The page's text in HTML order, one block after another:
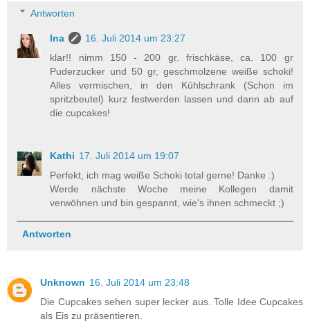
Antworten
Ina
16. Juli 2014 um 23:27
klar!! nimm 150 - 200 gr. frischkäse, ca. 100 gr
Puderzucker und 50 gr, geschmolzene weiße schoki!
Alles vermischen, in den Kühlschrank (Schon im
spritzbeutel) kurz festwerden lassen und dann ab auf
die cupcakes!
Kathi 17. Juli 2014 um 19:07
Perfekt, ich mag weiße Schoki total gerne! Danke :)
Werde nächste Woche meine Kollegen damit
verwöhnen und bin gespannt, wie's ihnen schmeckt ;)
Antworten
Unknown 16. Juli 2014 um 23:48
Die Cupcakes sehen super lecker aus. Tolle Idee Cupcakes
als Eis zu präsentieren.